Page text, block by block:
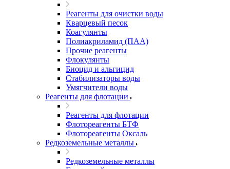
Реагенты для очистки воды
Кварцевый песок
Коагулянты
Полиакриламид (ПАА)
Прочие реагенты
Флокулянты
Биоцид и альгицид
Стабилизаторы воды
Умягчители воды
Реагенты для флотации
Реагенты для флотации
Флотореагенты БТФ
Флотореагенты Оксаль
Редкоземельные металлы
Редкоземельные металлы